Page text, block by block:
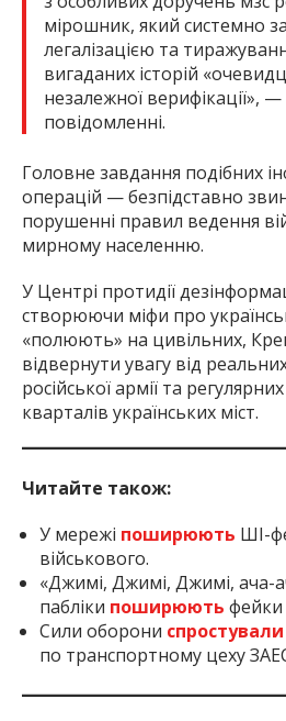
мірошник, який системно
легалізацією та
вигаданих історій
незалежної верифікації»,
повідомленні.
Головне завдання подібних
операцій — безпідставно
порушенні правил ведення
мирному населенню.
У Центрі протидії
створюючи міфи про
«полюють» на цивільних,
відвернути увагу від
російської армії та
кварталів українських міст.
Читайте також:
У мережі поширюють ШІ-
військового.
«Джимі, Джимі, Джимі, ача-
пабліки поширюють фейки
Сили оборони спростували
по транспортному цеху